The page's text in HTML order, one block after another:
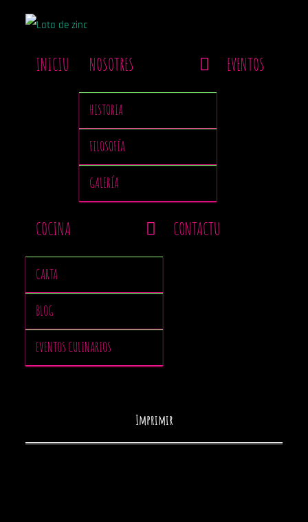
INICIU NOSOTRES
HISTORIA
FILOSOFÍA
GALERÍA
EVENTOS
COCINA
CARTA
BLOG
EVENTOS CULINARIOS
CONTACTU
Imprimir